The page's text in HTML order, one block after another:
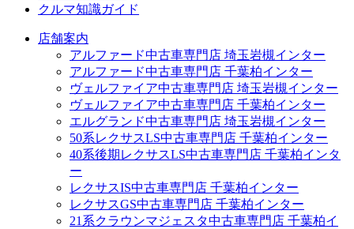
クルマ知識ガイド
店舗案内
アルファード中古車専門店 埼玉岩槻インター
アルファード中古車専門店 千葉柏インター
ヴェルファイア中古車専門店 埼玉岩槻インター
ヴェルファイア中古車専門店 千葉柏インター
エルグランド中古車専門店 埼玉岩槻インター
50系レクサスLS中古車専門店 千葉柏インター
40系後期レクサスLS中古車専門店 千葉柏インタ
ー
レクサスIS中古車専門店 千葉柏インター
レクサスGS中古車専門店 千葉柏インター
21系クラウンマジェスタ中古車専門店 千葉柏イ